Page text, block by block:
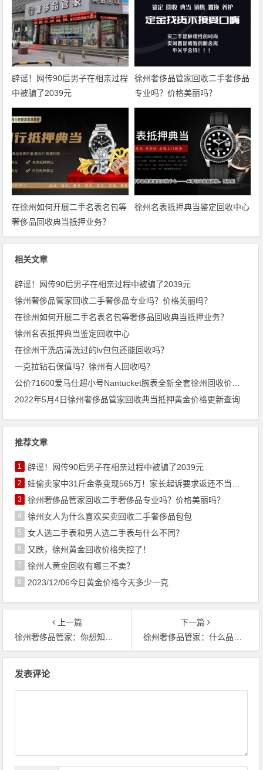
辟谣！网传90后男子在相亲过程
中被骗了2039元
徐州奢侈品管家回收二手奢侈品
专业吗？价格美丽吗？
在徐州如何开展二手名表名包等
奢侈品回收典当抵押业务？
徐州名表抵押典当鉴定回收中心
相关文章
辟谣！网传90后男子在相亲过程中被骗了2039元
徐州奢侈品管家回收二手奢侈品专业吗？价格美丽吗？
在徐州如何开展二手名表名包等奢侈品回收典当抵押业务？
徐州名表抵押典当鉴定回收中心
在徐州干洗店清洗过的lv包包还能回收吗？
一克拉钻石保值吗？徐州有人回收吗？
2022年5月4日徐州奢侈品管家回收典当抵押黄金价格更新查询
推荐文章
1 辟谣！网传90后男子在相亲过程中被骗了2039元
2 娃偷卖家中31斤金条变现565万！家长起诉要求返还不当得利！
3 徐州奢侈品管家回收二手奢侈品专业吗？价格美丽吗？
4 徐州女人为什么喜欢买卖回收二手奢侈品包包
5 女人选二手表和男人选二手表与什么不同？
6 又跌，徐州黄金回收价格失控了！
7 徐州人黄金回收有哪三不卖？
8 2023/12/06今日黄金价格今天多少一克
上一篇
徐州奢侈品管家：你想知道的奢侈品包包回收价格
下一篇
徐州奢侈品管家：什么品牌的手表可以回收？达到什么价位的手表可以回收？
发表评论